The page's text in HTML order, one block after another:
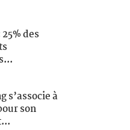
des
s’associe à
son